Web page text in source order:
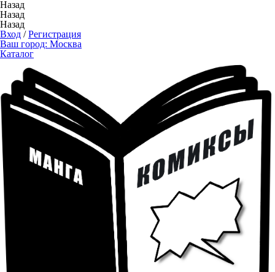
Назад
Назад
Назад
Вход /Регистрация
Ваш город: Москва
Каталог